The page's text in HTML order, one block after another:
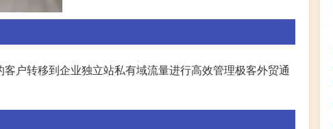
户转移到企业独立站私有域流量进行高效管理极客外贸通